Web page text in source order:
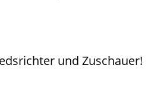
und Zuschauer!